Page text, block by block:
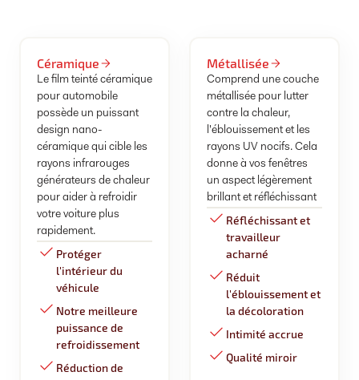
Céramique
Le film teinté céramique
pour automobile
possède un puissant
design nano-
céramique qui cible les
rayons infrarouges
générateurs de chaleur
pour aider à refroidir
votre voiture plus
rapidement.
Protéger
l'intérieur du
véhicule
Notre meilleure
puissance de
refroidissement
Réduction de
Métallisée
Comprend une couche
métallisée pour lutter
contre la chaleur,
l'éblouissement et les
rayons UV nocifs. Cela
donne à vos fenêtres
un aspect légèrement
brillant et réfléchissant
Réfléchissant et
travailleur
acharné
Réduit
l'éblouissement et
la décoloration
Intimité accrue
Qualité miroir